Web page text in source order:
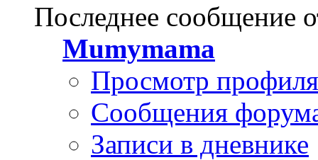
Последнее сообщение
Mumymama
Просмотр профиля
Сообщения
Записи в дневнике